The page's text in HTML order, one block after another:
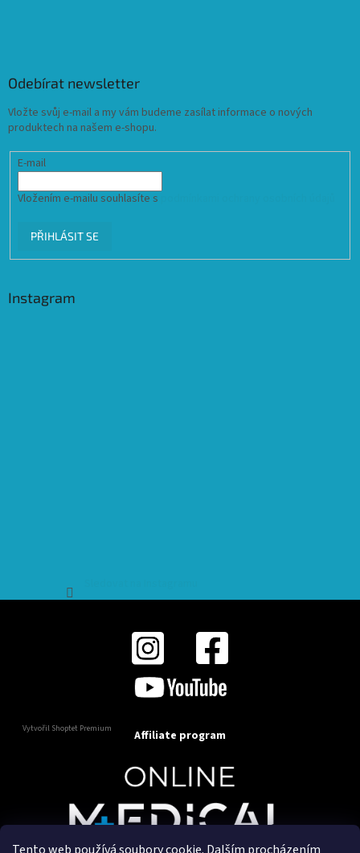
Odebírat newsletter
Vložte svůj e-mail a my vám budeme zasílat informace o nových
produktech na našem e-shopu.
E-mail
Vložením e-mailu souhlasíte s
PŘIHLÁSIT SE
Instagram
Vytvořil Shoptet Premium Affiliate program